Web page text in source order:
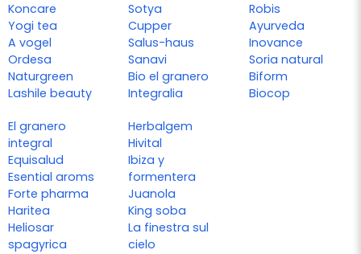
Koncare
Yogi tea
A vogel
Ordesa
Naturgreen
Lashile beauty
Sotya
Cupper
Salus-haus
Sanavi
Bio el granero
Integralia
Robis
Ayurveda
Inovance
Soria natural
Biform
Biocop
El granero
integral
Equisalud
Esential aroms
Forte pharma
Haritea
Heliosar
spagyrica
Herbalgem
Hivital
Ibiza y
formentera
Juanola
King soba
La finestra sul
cielo